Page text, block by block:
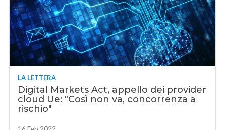
LA LETTERA
Digital Markets Act, appello dei provider
cloud Ue: "Così non va, concorrenza a
rischio"